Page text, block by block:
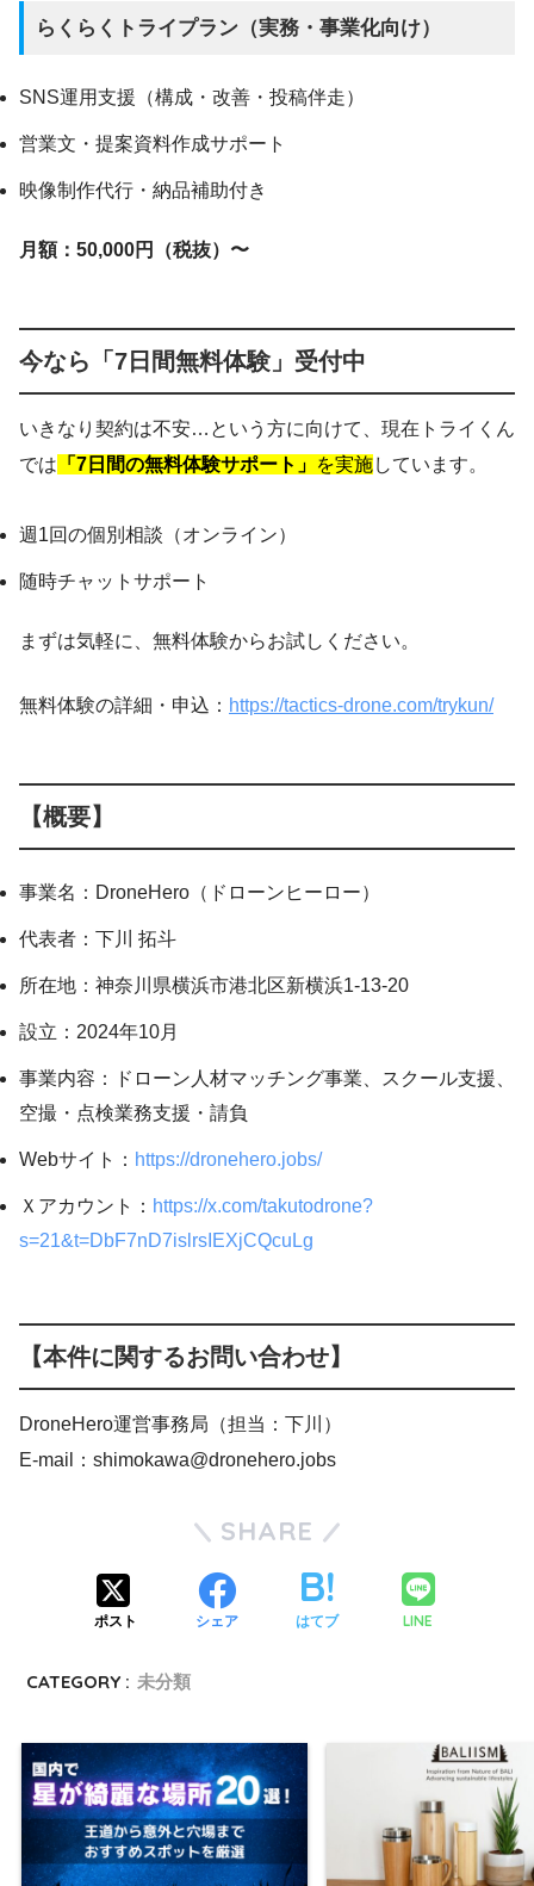
らくらくトライプラン（実務・事業化向け）
SNS運用支援（構成・改善・投稿伴走）
営業文・提案資料作成サポート
映像制作代行・納品補助付き
月額：50,000円（税抜）〜
今なら「7日間無料体験」受付中
いきなり契約は不安…という方に向けて、現在トライくん
では 「7日間の無料体験サポート」 を実施しています。
週1回の個別相談（オンライン）
随時チャットサポート
まずは気軽に、無料体験からお試しください。
無料体験の詳細・申込： https://tactics-drone.com/trykun/
【概要】
事業名：DroneHero（ドローンヒーロー）
代表者：下川 拓斗
所在地：神奈川県横浜市港北区新横浜1-13-20
設立：2024年10月
事業内容：ドローン人材マッチング事業、スクール支援、
空撮・点検業務支援・請負
Webサイト： https://dronehero.jobs/
Ｘアカウント： https://x.com/takutodrone?
s=21&t=DbF7nD7islrsIEXjCQcuLg
【本件に関するお問い合わせ】
DroneHero運営事務局（担当：下川）
E-mail：shimokawa@dronehero.jobs
SHARE
ポスト シェア はてブ LINE
CATEGORY : 未分類